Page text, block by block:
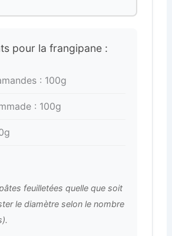
pour la frangipane :
: 100g
: 100g
g
feuilletées quelle que soit
le diamètre selon le nombre